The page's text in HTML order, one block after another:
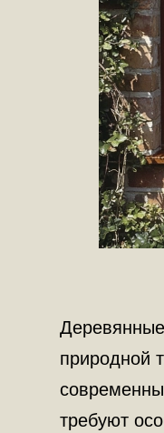
природной
требуют